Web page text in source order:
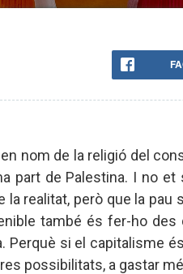
nom de la religió del
part de Palestina. I no
realitat, però que la pau
també és fer-ho
si el capitalisme
possibilitats, a gastar